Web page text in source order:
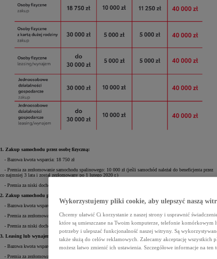
1. Zakup samochodu przez osobę fizyczną:
- Bazowa kwota wsparcia: 18 750 zł
- Premia za zezłomowanie samochodu spalinowego: 10 000 zł (jeśli samochód należał do beneficjenta przez
co najmniej 3 lata i został zezłomowany po 1 lutego 2020 r.)
- Premia za niski dochód (poniżej 135 000 zł rocznie): 11 250 zł
2. Zakup samochodu przez osobę fizyczną z Kartą Dużej Rodziny:
- Bazowa kwota wsparcia: 30 000 zł
- Premia za zezłomowanie samochodu: 5 000 zł
- Premia za niski dochód: 5 000 zł
3. Leasing lub wynajem długoterminowy przez osobę fizyczną:
- Bazowa kwota wsparcia: do 30 000 zł
- Premia za zezłomowanie samochodu spalinowego: 5 000 zł
Wykorzystujemy pliki cookie, aby ulepszyć naszą
Chcemy ułatwić Ci korzystanie z naszej strony i usprawnić
które są umieszczane na Twoim komputerze, telefonie komórkowym
potrzeby i ulepszać funkcjonalność naszej witryny. Są
także służą do celów reklamowych. Zalecamy akceptację wszystkich
możesz łatwo zmienić ich ustawienia. Szczegółowe informacje na ten